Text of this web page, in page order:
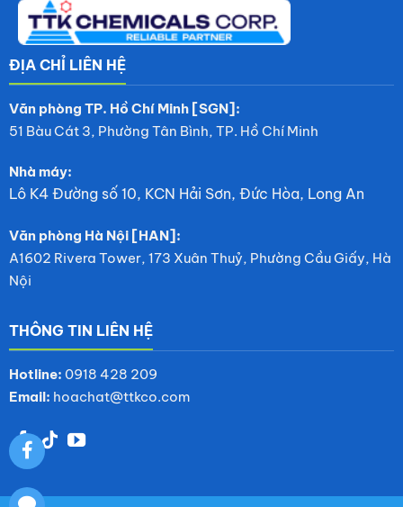
ĐỊA CHỈ LIÊN HỆ
Văn phòng TP. Hồ Chí Minh [SGN]:
51 Bàu Cát 3, Phường Tân Bình, TP. Hồ Chí Minh
Nhà máy:
Lô K4 Đường số 10, KCN Hải Sơn, Đức Hòa, Long An
Văn phòng Hà Nội [HAN]:
A1602 Rivera Tower, 173 Xuân Thuỷ, Phường Cầu Giấy, Hà
Nội
THÔNG TIN LIÊN HỆ
Hotline: 0918 428 209
Email: hoachat@ttkco.com